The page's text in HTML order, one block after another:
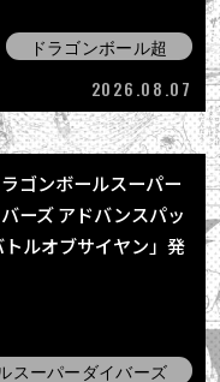
シリーズ最新作に
場！ドラゴンボール超
2026.08.07
ラゴンボールスーパー
ーズ アドバンスパッ
トルオブサイヤン」発
スーパーダイバーズ